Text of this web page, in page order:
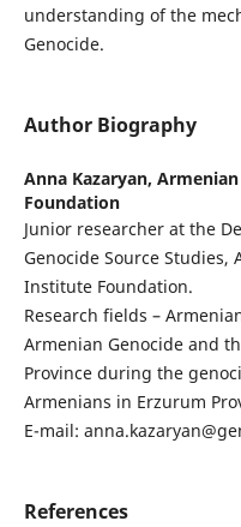
understanding of the
Genocide.
Author Biography
Anna Kazaryan,
Foundation
Junior researcher at the
Genocide Source Studies,
Institute Foundation.
Research fields –
Armenian Genocide and
Province during the
Armenians in Erzurum
E-mail:
References